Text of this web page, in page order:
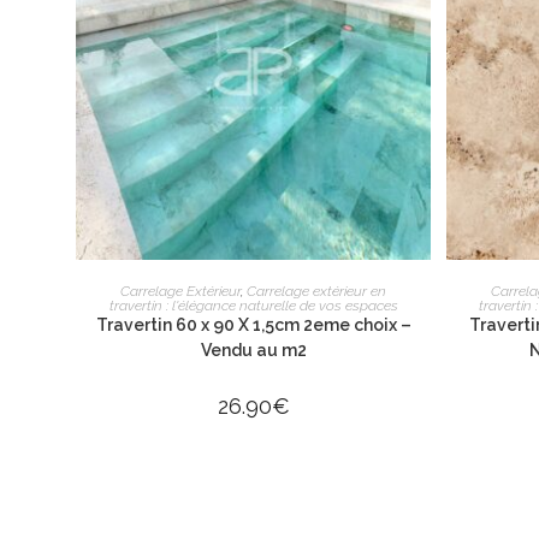
AJOUTER AU PANIER
Carrelage Extérieur,Carrelage extérieur en
travertin : l'élégance naturelle de vos espaces
Travertin 60 x 90 X 1,5cm 2eme choix –
Vendu au m2
26.90€
travertin
3980 route de
13100 Aix-en-
06 26 16 98 12
Mardi au
Samedi : 9h à